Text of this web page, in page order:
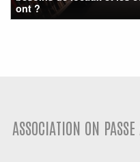
ont ?
ASSOCIATION ON